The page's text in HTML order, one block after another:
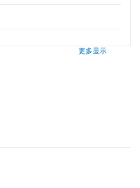
更多显示